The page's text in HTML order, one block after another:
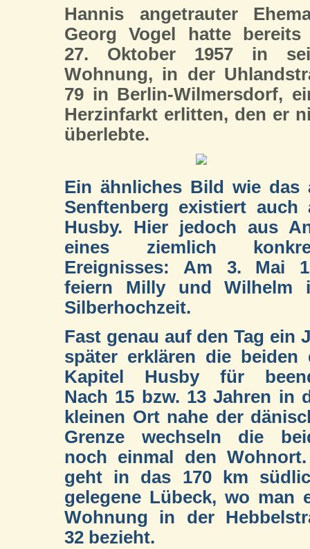
Hannis angetrauter
Georg Vogel hatte bereits
27. Oktober 1957 in
Wohnung, in der
79 in Berlin-Wilmersdorf,
Herzinfarkt erlitten, den er
überlebte.
Ein ähnliches Bild wie das
Senftenberg existiert auch
Husby. Hier jedoch aus
eines ziemlich
Ereignisses: Am 3. Mai
feiern Milly und Wilhelm
Silberhochzeit.
Fast genau auf den Tag ein
später erklären die beiden
Kapitel Husby für
Nach 15 bzw. 13 Jahren in
kleinen Ort nahe der
Grenze wechseln die
noch einmal den
geht in das 170 km
gelegene Lübeck, wo man
Wohnung in der
32 bezieht.